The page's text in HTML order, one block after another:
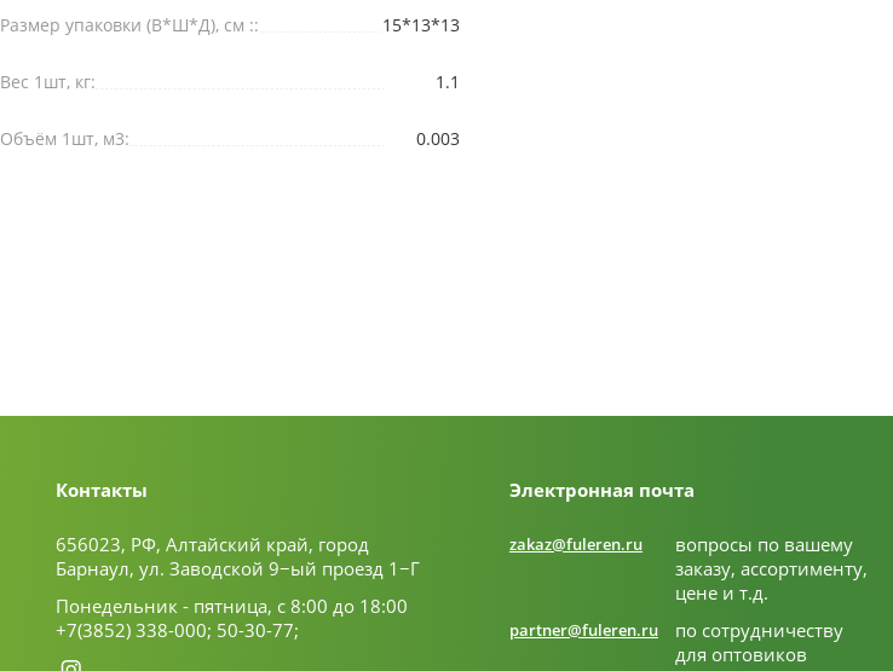
Размер упаковки (В*Ш*Д), см :: 15*13*13
Вес 1шт, кг: 1.1
Объём 1шт, м3: 0.003
Контакты
656023, РФ, Алтайский край, город
Барнаул, ул. Заводской 9−ый проезд 1−Г
Понедельник - пятница, с 8:00 до 18:00
+7(3852) 338-000; 50-30-77;
Электронная почта
zakaz@fuleren.ru
вопросы по вашему
заказу, ассортименту,
цене и т.д.
partner@fuleren.ru
по сотрудничеству
для оптовиков